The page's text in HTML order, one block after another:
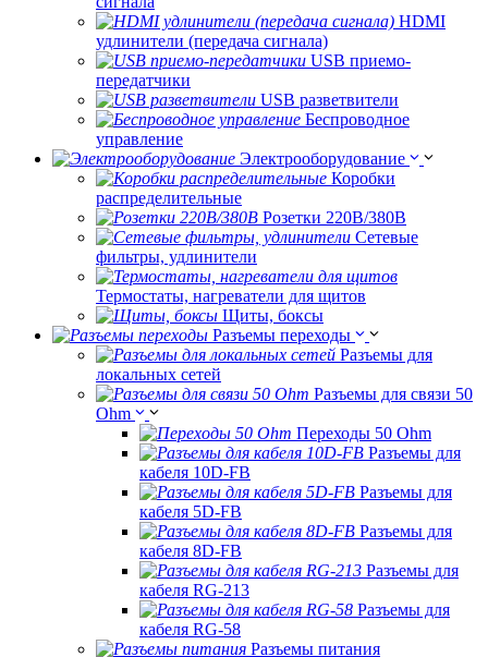
HDMI
удлинители (передача сигнала)
USB приемо-
передатчики
USB разветвители
Беспроводное
управление
Электрооборудование
Коробки
распределительные
Розетки 220В/380В
Сетевые
фильтры, удлинители
Термостаты, нагреватели для щитов
Щиты, боксы
Разъемы переходы
Разъемы для
локальных сетей
Разъемы для связи 50
Ohm
Переходы 50 Ohm
Разъемы для
кабеля 10D-FB
Разъемы для
кабеля 5D-FB
Разъемы для
кабеля 8D-FB
Разъемы для
кабеля RG-213
Разъемы для
кабеля RG-58
Разъемы питания